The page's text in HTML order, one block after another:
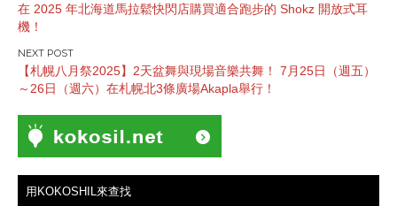
章
導
覽
在 2025 年北海道馬拉鬆快閃店購買適合跑步的 Shokz 開放式耳
機！
【札幌八月祭2025】2天盆舞與現場音樂共舞！ 7月25日（週五）
～26日（週六）在札幌北3條廣場Akapla舉行！
用KOKOSHIL來查找